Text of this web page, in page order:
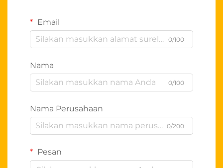
Email
0/100
Nama
0/100
Nama Perusahaan
0/200
Pesan